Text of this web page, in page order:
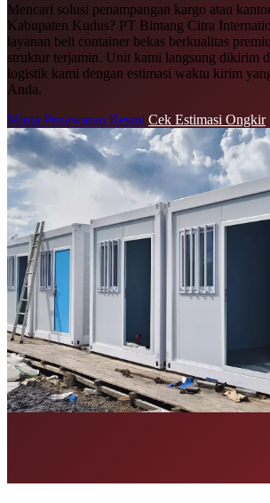
Mencari solusi penampangan kargo atau
Kabupaten Kudus? PT Bintang Citra
layanan beli container bekas berkualitas
struktur terjamin. Unit kami langsung dikirim
logistik kami dengan estimasi waktu kirim
Anda.
Minta Penawaran Resmi Cek Estimasi Ongkir